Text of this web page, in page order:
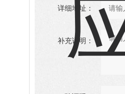
详细地址：
补充说明：